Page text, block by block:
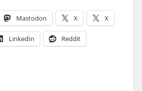
Mastodon X X
LinkedIn Reddit